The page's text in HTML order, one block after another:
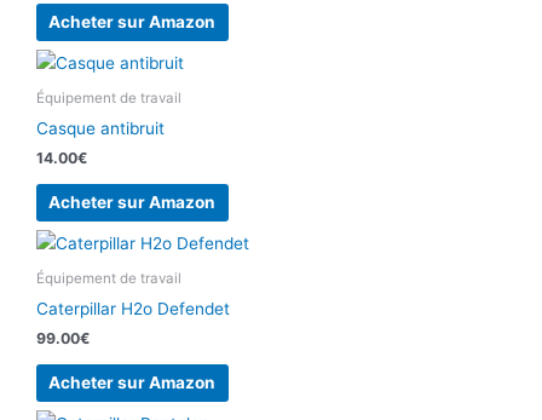
Acheter sur Amazon
Équipement de travail
Casque antibruit
14.00€
Acheter sur Amazon
Équipement de travail
Caterpillar H2o Defendet
99.00€
Acheter sur Amazon